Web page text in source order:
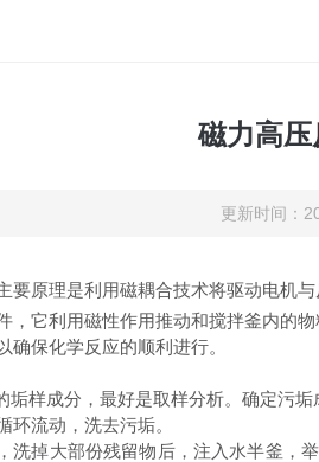
磁力高
更新时间：
要原理是利用磁耦合技术将驱动电机
，它利用磁性作用推动和搅拌釜内的
保化学反应的顺利进行。
样成分，最好是取样分析。确定污
流动，洗去污垢。
洗掉大部份残留物后，注入水半釜